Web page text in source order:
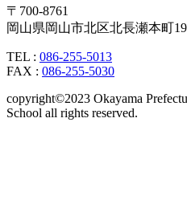
〒700-8761
岡山県岡山市北区北長瀬本町
TEL : 086-255-5013
FAX : 086-255-5030
copyright©2023 Okayama
School all rights reserved.